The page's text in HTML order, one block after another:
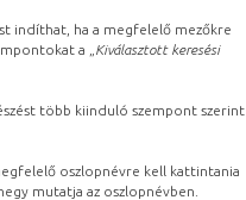
indíthat, ha a megfelelő mezőkre
a „ Kiválasztott keresési
több kiinduló szempont szerint
oszlopnévre kell kattintania
mutatja az oszlopnévben.